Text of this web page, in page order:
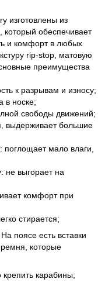
изготовлены из
который обеспечивает
и комфорт в любых
rip-stop, матовую
преимущества
к разрывам и износу;
в носке;
свободы движений;
выдерживает большие
мало влаги,
не выгорает на
комфорт при
стирается;
поясе есть вставки
которые
карабины;